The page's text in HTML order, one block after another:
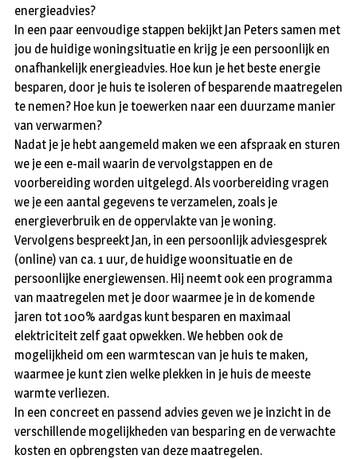
energieadvies?
In een paar eenvoudige stappen bekijkt Jan Peters samen met
jou de huidige woningsituatie en krijg je een persoonlijk en
onafhankelijk energieadvies. Hoe kun je het beste energie
besparen, door je huis te isoleren of besparende maatregelen
te nemen? Hoe kun je toewerken naar een duurzame manier
van verwarmen?
Nadat je je hebt aangemeld maken we een afspraak en sturen
we je een e-mail waarin de vervolgstappen en de
voorbereiding worden uitgelegd. Als voorbereiding vragen
we je een aantal gegevens te verzamelen, zoals je
energieverbruik en de oppervlakte van je woning.
Vervolgens bespreekt Jan, in een persoonlijk adviesgesprek
(online) van ca. 1 uur, de huidige woonsituatie en de
persoonlijke energiewensen. Hij neemt ook een programma
van maatregelen met je door waarmee je in de komende
jaren tot 100% aardgas kunt besparen en maximaal
elektriciteit zelf gaat opwekken. We hebben ook de
mogelijkheid om een warmtescan van je huis te maken,
waarmee je kunt zien welke plekken in je huis de meeste
warmte verliezen.
In een concreet en passend advies geven we je inzicht in de
verschillende mogelijkheden van besparing en de verwachte
kosten en opbrengsten van deze maatregelen.